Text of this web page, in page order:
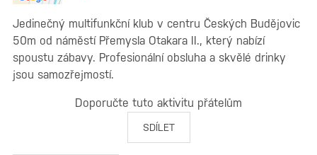
Jedinečný multifunkční klub v centru Českých Budějovic
50m od náměstí Přemysla Otakara II., který nabízí
spoustu zábavy. Profesionální obsluha a skvělé drinky
jsou samozřejmostí.
Doporučte tuto aktivitu přátelům
SDÍLET